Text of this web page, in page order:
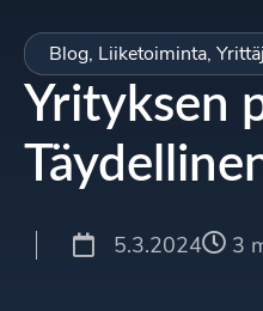
Blog, Liiketoiminta,
Yrityksen
5.3.2024 3